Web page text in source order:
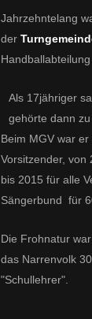
Jahrzehntelang
der
Als 17jähriger
gehörte dann
Beim MGV war
Vorsitzender, von
bis 2015 für alle
Sängerbund für
Die Frohnatur
das Narrenvolk
"Schullehrer".